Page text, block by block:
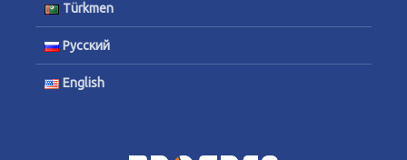
Türkmen
Русский
English